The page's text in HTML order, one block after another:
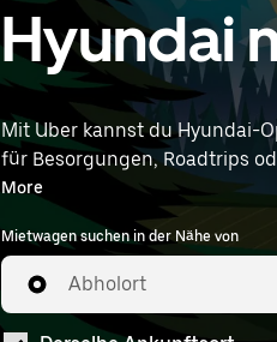
Hyundai
Mit Uber kannst du Hyundai-
für Besorgungen, Roadtrips
entsprechen. Gib deine Zeit- und Standortangaben (z. B. Karlsruhe Baden Baden Airport) ein, um Hyundai-Vermietungen in deiner Nähe zu
More
Mietwagen suchen in der Nähe von
Abholort